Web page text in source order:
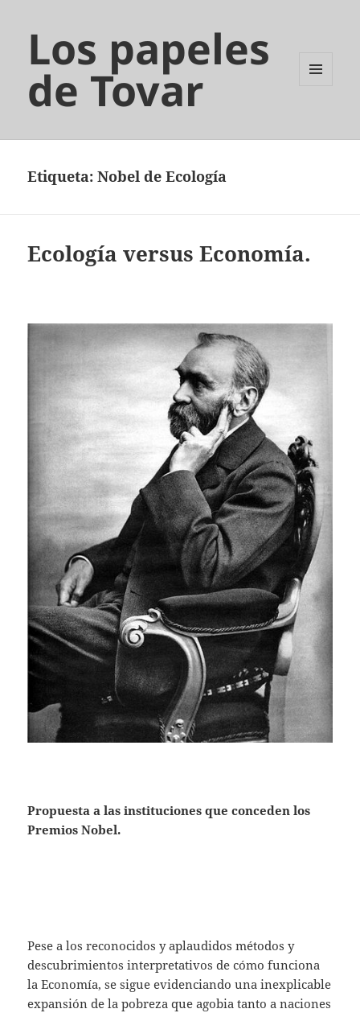
Los papeles
de Tovar
Etiqueta:Nobel de Ecología
Ecología versus Economía.
Propuesta a las instituciones que conceden los
Premios Nobel.
Pese a los reconocidos y aplaudidos métodos y
descubrimientos interpretativos de cómo funciona
la Economía, se sigue evidenciando una inexplicable
expansión de la pobreza que agobia tanto a naciones